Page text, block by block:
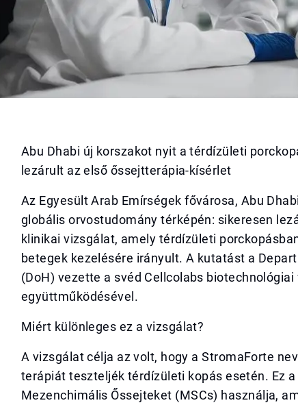
Abu Dhabi új korszakot nyit a térdízületi
lezárult az első őssejtterápia-kísérlet
Az Egyesült Arab Emírségek fővárosa, Abu
globális orvostudomány térképén: sikeresen
klinikai vizsgálat, amely térdízületi
betegek kezelésére irányult. A kutatást a
(DoH) vezette a svéd Cellcolabs
együttműködésével.
Miért különleges ez a vizsgálat?
A vizsgálat célja az volt, hogy a StromaForte
terápiát teszteljék térdízületi kopás esetén. Ez
Mezenchimális Őssejteket (MSCs) használja,